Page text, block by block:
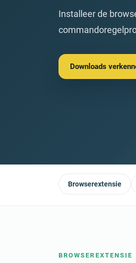
Installeer de
Downloads
Browserextensie
BROWSEREXTENSIE